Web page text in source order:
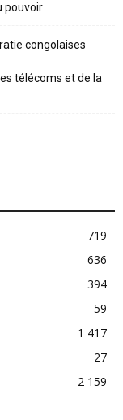
pouvoir
congolaises
télécoms et de la
719
636
394
59
1 417
27
2 159